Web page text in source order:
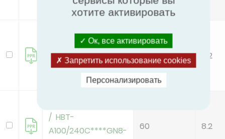
MHA-V10W/D2N8-B
A100/190C****GN8-
60 8.2
/ HBT-
A100/240C****GN8-
60 8.2
хотите активировать
Ок, все активировать
Запретить использование cookies
Персонализировать